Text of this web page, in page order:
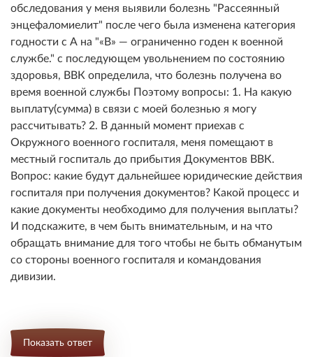
обследования у меня выявили болезнь "Рассеянный
энцефаломиелит" после чего была изменена категория
годности с А на "«В» — ограниченно годен к военной
службе." с последующем увольнением по состоянию
здоровья, ВВК определила, что болезнь получена во
время военной службы Поэтому вопросы: 1. На какую
выплату(сумма) в связи с моей болезнью я могу
рассчитывать? 2. В данный момент приехав с
Окружного военного госпиталя, меня помещают в
местный госпиталь до прибытия Документов ВВК.
Вопрос: какие будут дальнейшее юридические действия
госпиталя при получения документов? Какой процесс и
какие документы необходимо для получения выплаты?
И подскажите, в чем быть внимательным, и на что
обращать внимание для того чтобы не быть обманутым
со стороны военного госпиталя и командования
дивизии.
Показать ответ